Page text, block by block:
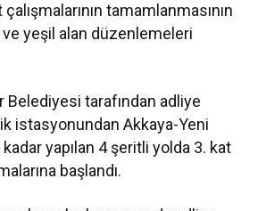
tamamlanmasının
ve yeşil alan düzenlemeleri
Belediyesi tarafından adliye
istasyonundan Akkaya-Yeni
kadar yapılan 4 şeritli yolda 3. kat
başlandı.